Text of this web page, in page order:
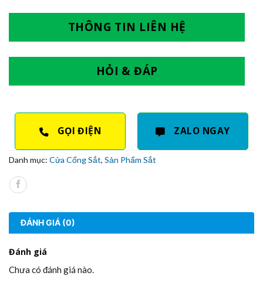
THÔNG TIN LIÊN HỆ
HỎI & ĐÁP
GỌI ĐIỆN ZALO NGAY
Danh mục: Cửa Cổng Sắt, Sản Phẩm Sắt
ĐÁNH GIÁ (0)
Đánh giá
Chưa có đánh giá nào.